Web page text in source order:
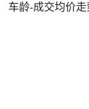
车龄-成交均价走